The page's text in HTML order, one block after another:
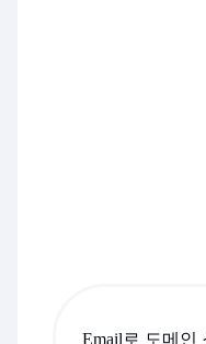
Email로 도메인